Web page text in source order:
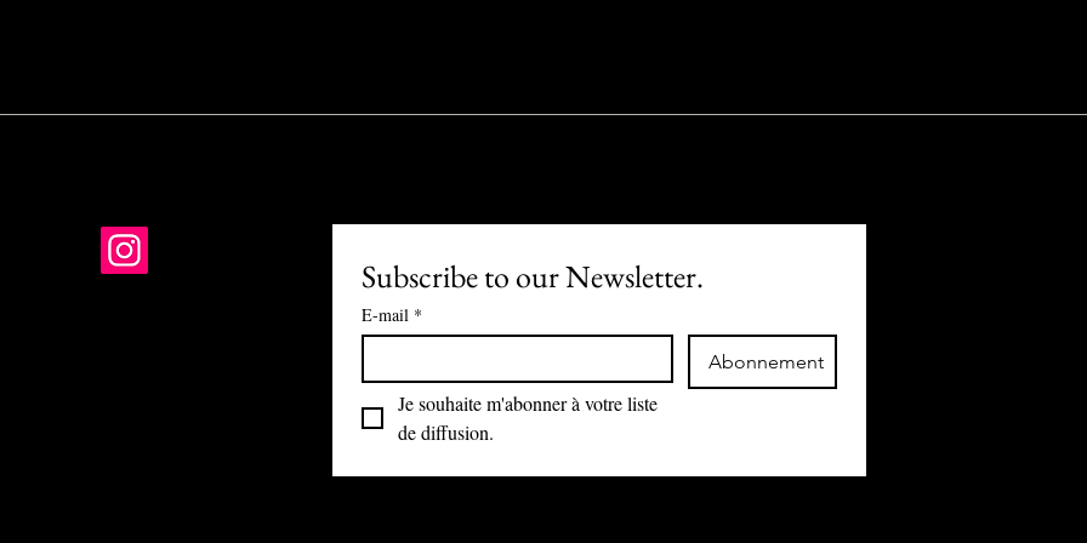
Subscribe to our Newsletter.
E-mail *
Abonnement
Je souhaite m'abonner à votre liste
de diffusion.